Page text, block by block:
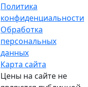
Политика
конфиденциальности
Обработка
персональных
данных
Карта сайта
Цены на сайте не